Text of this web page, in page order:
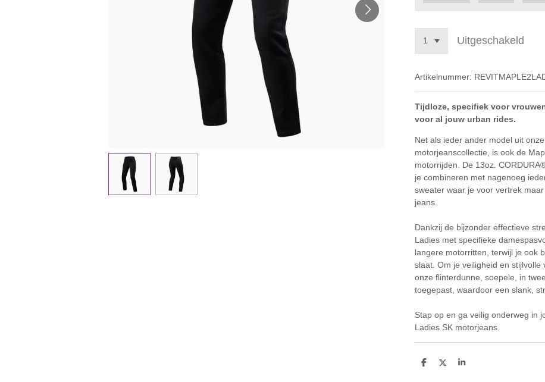
Uitgeschakeld
Artikelnummer:
Tijdloze, specifiek voor
voor al jouw urban rides.
Net als ieder ander model uit
motorjeanscollectie, is ook de
motorrijden. De 13oz.
je combineren met nagenoeg
sweater waar je voor vertrek
jeans.
Dankzij de bijzonder effectieve
Ladies met specifieke
langere motorritten, terwijl je ook
slaat. Om je veiligheid en
onze flinterdunne, soepele, in
toegepast, waardoor een slank,
Stap op en ga veilig onderweg in
Ladies SK motorjeans.
D
D
S